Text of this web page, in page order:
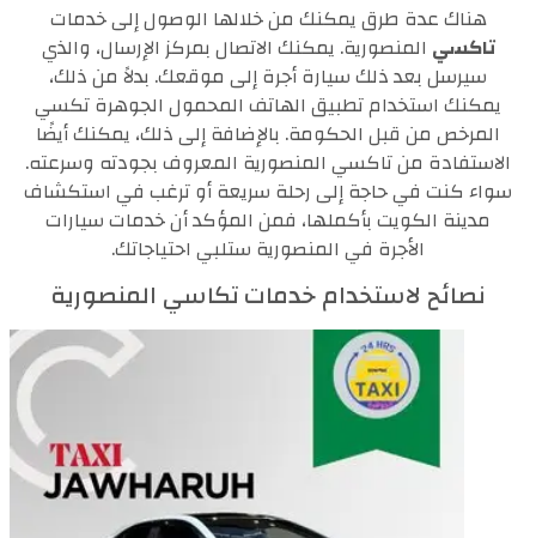
هناك عدة طرق يمكنك من خلالها الوصول إلى خدمات
تاكسيالمنصورية. يمكنك الاتصال بمركز الإرسال، والذي
سيرسل بعد ذلك سيارة أجرة إلى موقعك. بدلاً من ذلك،
يمكنك استخدام تطبيق الهاتف المحمول الجوهرة تكسي
المرخص من قبل الحكومة. بالإضافة إلى ذلك، يمكنك أيضًا
الاستفادة من تاكسي المنصورية المعروف بجودته وسرعته.
سواء كنت في حاجة إلى رحلة سريعة أو ترغب في استكشاف
مدينة الكويت بأكملها، فمن المؤكد أن خدمات سيارات
الأجرة في المنصورية ستلبي احتياجاتك.
نصائح لاستخدام خدمات تكاسي المنصورية